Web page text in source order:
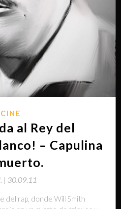
CINE
al Rey del
– Capulina
| 30.09.11
del rap, donde Will Smith